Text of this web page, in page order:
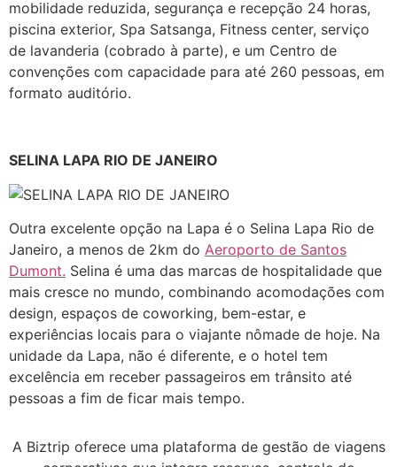
mobilidade reduzida, segurança e recepção 24 horas,
piscina exterior, Spa Satsanga, Fitness center, serviço
de lavanderia (cobrado à parte), e um Centro de
convenções com capacidade para até 260 pessoas, em
formato auditório.
SELINA LAPA RIO DE JANEIRO
Outra excelente opção na Lapa é o Selina Lapa Rio de
Janeiro, a menos de 2km do Aeroporto de Santos
Dumont. Selina é uma das marcas de hospitalidade que
mais cresce no mundo, combinando acomodações com
design, espaços de coworking, bem-estar, e
experiências locais para o viajante nômade de hoje. Na
unidade da Lapa, não é diferente, e o hotel tem
excelência em receber passageiros em trânsito até
pessoas a fim de ficar mais tempo.
A Biztrip oferece uma plataforma de gestão de viagens